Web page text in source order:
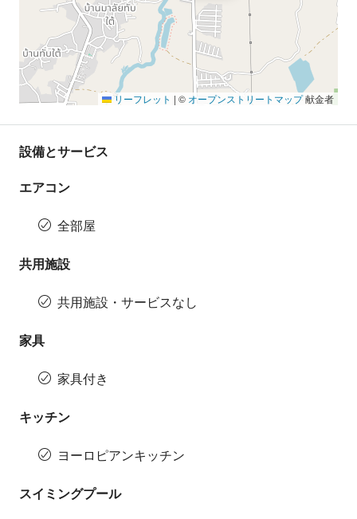
リーフレット | © オープンストリートマップ献金者
設備とサービス
エアコン
全部屋
共用施設
共用施設・サービスなし
家具
家具付き
キッチン
ヨーロピアンキッチン
スイミングプール